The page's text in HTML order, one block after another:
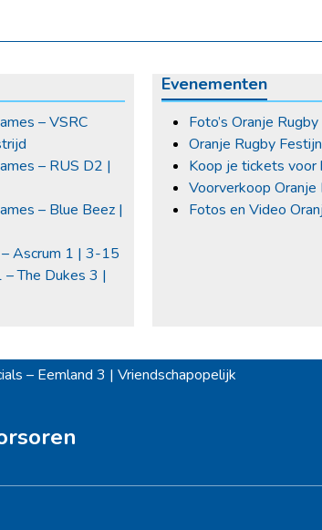
– VSRC
– RUS D2 |
– Blue Beez |
Ascrum 1 | 3-15
The Dukes 3 |
Evenementen
Foto’s Oranje
Oranje Rugby
Koop je tickets voor
Voorverkoop Oranje
Fotos en Video
– Eemland 3 | Vriendschapopelijk